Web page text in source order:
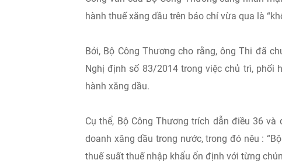
hành thuế xăng dầu trên báo chí vừa qua là
Bởi, Bộ Công Thương cho rằng, ông Thi đã
Nghị định số 83/2014 trong việc chủ trì, phối
hành xăng dầu.
Cụ thể, Bộ Công Thương trích dẫn điều 36
doanh xăng dầu trong nước, trong đó nêu :
thuế suất thuế nhập khẩu ổn định với từng